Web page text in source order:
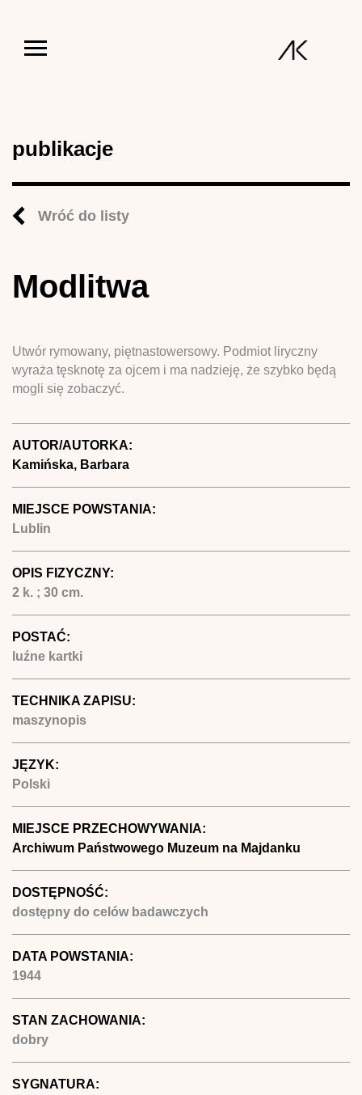
publikacje
Wróć do listy
Modlitwa
Utwór rymowany, piętnastowersowy. Podmiot liryczny
wyraża tęsknotę za ojcem i ma nadzieję, że szybko będą
mogli się zobaczyć.
AUTOR/AUTORKA:
Kamińska, Barbara
MIEJSCE POWSTANIA:
Lublin
OPIS FIZYCZNY:
2 k. ; 30 cm.
POSTAĆ:
luźne kartki
TECHNIKA ZAPISU:
maszynopis
JĘZYK:
Polski
MIEJSCE PRZECHOWYWANIA:
Archiwum Państwowego Muzeum na Majdanku
DOSTĘPNOŚĆ:
dostępny do celów badawczych
DATA POWSTANIA:
1944
STAN ZACHOWANIA:
dobry
SYGNATURA: